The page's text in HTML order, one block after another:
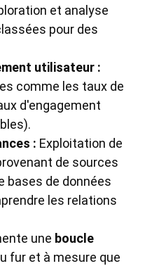
et analyse
pour des
utilisateur :
comme les taux de
d'engagement
: Exploitation de
de sources
bases de données
les relations
une boucle
fur et à mesure que